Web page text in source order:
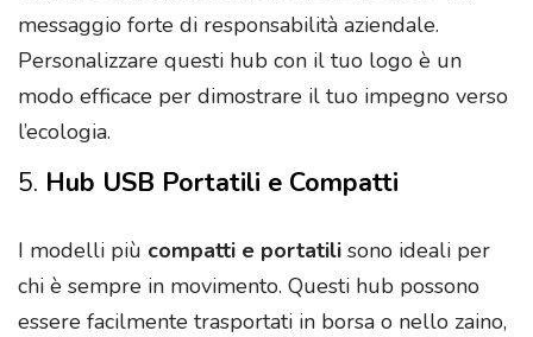
messaggio forte di responsabilità aziendale.
Personalizzare questi hub con il tuo logo è un
modo efficace per dimostrare il tuo impegno verso
l’ecologia.
5. Hub USB Portatili e Compatti
I modelli più compatti e portatili sono ideali per
chi è sempre in movimento. Questi hub possono
essere facilmente trasportati in borsa o nello zaino,